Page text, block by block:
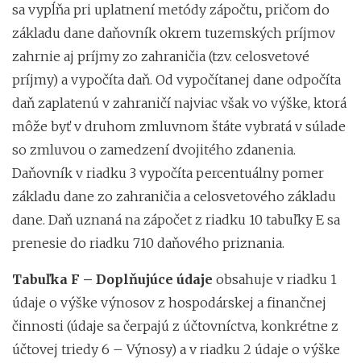
sa vypĺňa pri uplatnení metódy zápočtu, pričom do
základu dane daňovník okrem tuzemských príjmov
zahrnie aj príjmy zo zahraničia (tzv. celosvetové
príjmy) a vypočíta daň. Od vypočítanej dane odpočíta
daň zaplatenú v zahraničí najviac však vo výške, ktorá
môže byť v druhom zmluvnom štáte vybratá v súlade
so zmluvou o zamedzení dvojitého zdanenia.
Daňovník v riadku 3 vypočíta percentuálny pomer
základu dane zo zahraničia a celosvetového základu
dane. Daň uznaná na zápočet z riadku 10 tabuľky E sa
prenesie do riadku 710 daňového priznania.
Tabuľka F – Doplňujúce údaje obsahuje v riadku 1
údaje o výške výnosov z hospodárskej a finančnej
činnosti (údaje sa čerpajú z účtovníctva, konkrétne z
účtovej triedy 6 – Výnosy) a v riadku 2 údaje o výške